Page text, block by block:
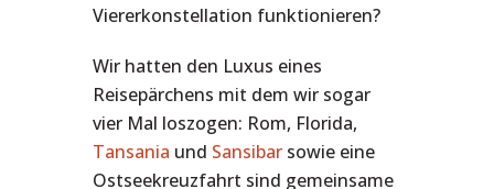
Viererkonstellation funktionieren?
Wir hatten den Luxus eines
Reisepärchens mit dem wir sogar
vier Mal loszogen: Rom, Florida,
Tansania und Sansibar sowie eine
Ostseekreuzfahrt sind gemeinsame